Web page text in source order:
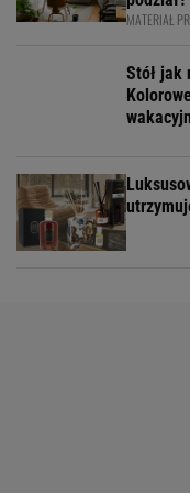
MATERIAŁ
Stół jak